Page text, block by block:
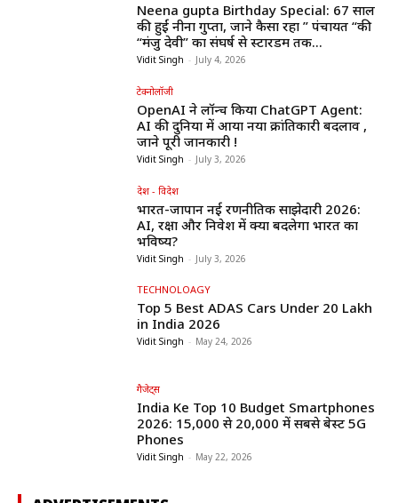
Neena gupta Birthday Special: 67 साल
की हुईं नीना गुप्ता, जाने कैसा रहा ” पंचायत “की
“मंजु देवी” का संघर्ष से स्टारडम तक...
Vidit Singh - July 4, 2026
टेक्नोलॉजी
OpenAI ने लॉन्च किया ChatGPT Agent:
AI की दुनिया में आया नया क्रांतिकारी बदलाव ,
जाने पूरी जानकारी !
Vidit Singh - July 3, 2026
देश - विदेश
भारत-जापान नई रणनीतिक साझेदारी 2026:
AI, रक्षा और निवेश में क्या बदलेगा भारत का
भविष्य?
Vidit Singh - July 3, 2026
TECHNOLOAGY
Top 5 Best ADAS Cars Under ₹20 Lakh
in India 2026
Vidit Singh - May 24, 2026
गैजेट्स
India Ke Top 10 Budget Smartphones
2026: ₹15,000 से ₹20,000 में सबसे बेस्ट 5G
Phones
Vidit Singh - May 22, 2026